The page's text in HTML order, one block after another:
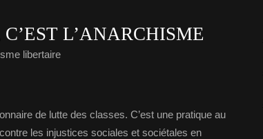
L’ANARCHISME
libertaire
de lutte des classes. C’est une pratique au
les injustices sociales et sociétales en